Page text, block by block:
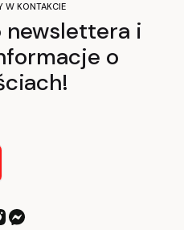
W KONTAKCIE
newslettera i
o